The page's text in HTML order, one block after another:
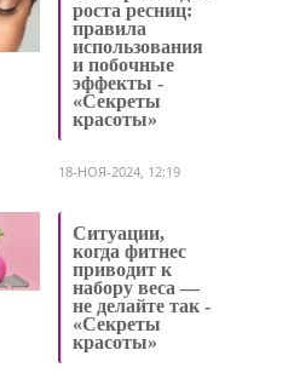
роста ресниц:
правила
использования
и побочные
эффекты -
«Секреты
красоты»
18-НОЯ-2024, 12:19
Ситуации,
когда фитнес
приводит к
набору веса —
не делайте так -
«Секреты
красоты»